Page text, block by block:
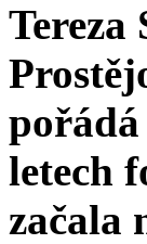
letech
začala